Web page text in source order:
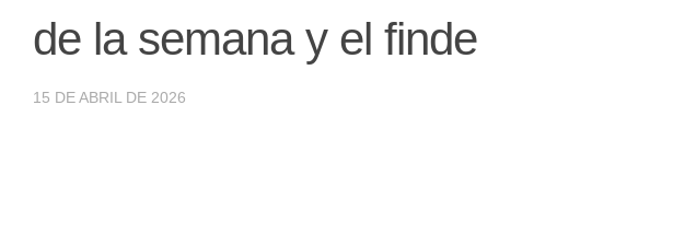
de la semana y el finde
15 DE ABRIL DE 2026